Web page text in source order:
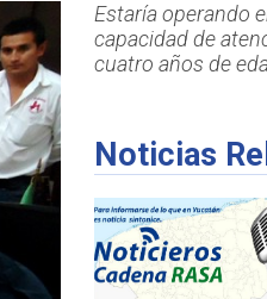
Estaría operando
capacidad de
cuatro años de
Noticias